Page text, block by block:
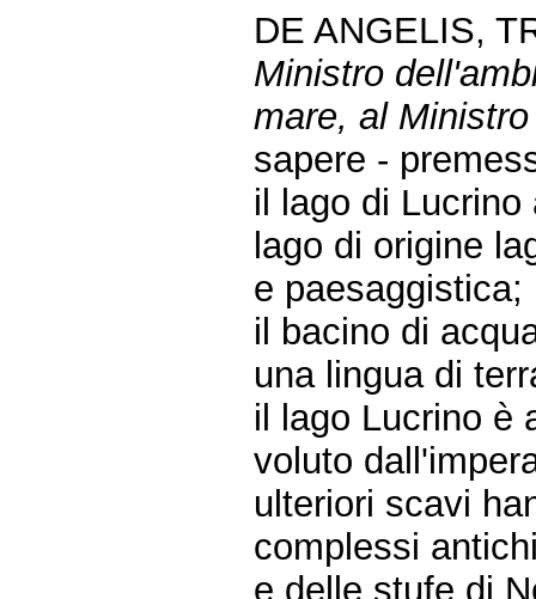
DE ANGELIS,
Ministro
mare, al
sapere -
il lago di
lago di origine
e paesaggistica;
il bacino di
una lingua di
il lago Lucrino è
voluto
ulteriori scavi
complessi
e delle stufe di